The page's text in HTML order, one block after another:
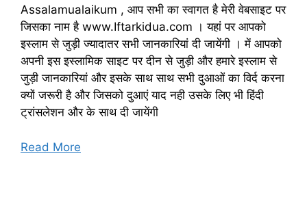
Assalamualaikum , आप सभी का स्वागत है मेरी वेबसाइट पर
जिसका नाम है www.Iftarkidua.com । यहां पर आपको
इस्लाम से जुड़ी ज्यादातर सभी जानकारियां दी जायेंगी । में आपको
अपनी इस इस्लामिक साइट पर दीन से जुड़ी और हमारे इस्लाम से
जुड़ी जानकारियां और इसके साथ साथ सभी दुआओं का विर्द करना
क्यों जरूरी है और जिसको दुआएं याद नही उसके लिए भी हिंदी
ट्रांसलेशन और के साथ दी जायेंगी
Read More